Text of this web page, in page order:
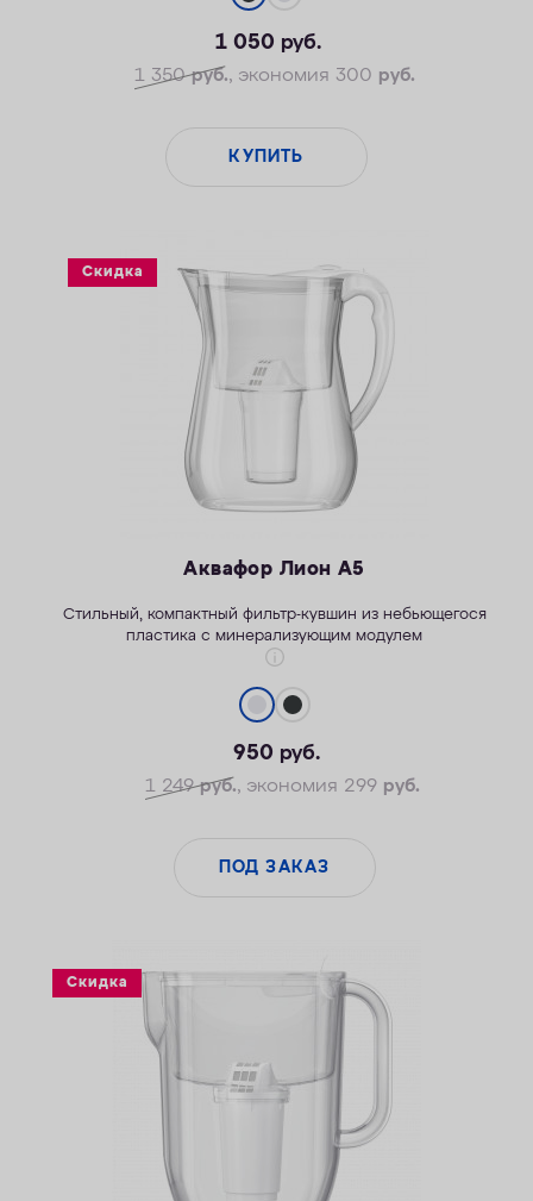
1 050 руб.
1 350руб., экономия 300 руб.
КУПИТЬ
Скидка
Аквафор Лион А5
Стильный, компактный фильтр-кувшин из небьющегося
пластикас минерализующим модулем
950 руб.
1 249руб., экономия 299 руб.
ПОД ЗАКАЗ
Скидка